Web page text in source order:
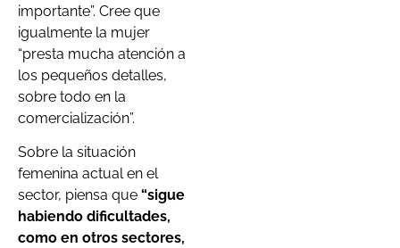
importante”. Cree que
igualmente la mujer
“presta mucha atención a
los pequeños detalles,
sobre todo en la
comercialización”.
Sobre la situación
femenina actual en el
sector, piensa que “sigue
habiendo dificultades,
como en otros sectores,